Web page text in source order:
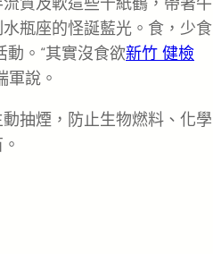
瓶座的怪誕藍光。食，少食
動。“其實沒食欲新竹 健檢
軍說。
抽煙，防止生物燃料、化學